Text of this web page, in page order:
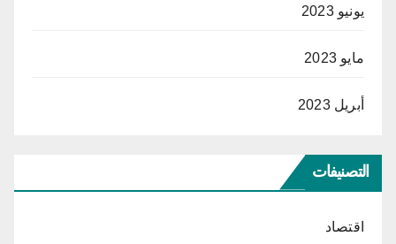
يونيو 2023
مايو 2023
أبريل 2023
التصنيفات
اقتصاد